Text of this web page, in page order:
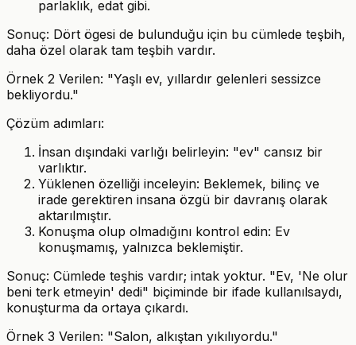
parlaklık, edat gibi.
Sonuç: Dört ögesi de bulunduğu için bu cümlede teşbih,
daha özel olarak tam teşbih vardır.
Örnek 2 Verilen: "Yaşlı ev, yıllardır gelenleri sessizce
bekliyordu."
Çözüm adımları:
İnsan dışındaki varlığı belirleyin: "ev" cansız bir
varlıktır.
Yüklenen özelliği inceleyin: Beklemek, bilinç ve
irade gerektiren insana özgü bir davranış olarak
aktarılmıştır.
Konuşma olup olmadığını kontrol edin: Ev
konuşmamış, yalnızca beklemiştir.
Sonuç: Cümlede teşhis vardır; intak yoktur. "Ev, 'Ne olur
beni terk etmeyin' dedi" biçiminde bir ifade kullanılsaydı,
konuşturma da ortaya çıkardı.
Örnek 3 Verilen: "Salon, alkıştan yıkılıyordu."